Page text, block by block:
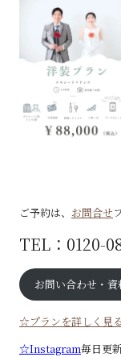
ご予約は、 お問合せ
TEL：0120-
お問い合わせ・資
☆プランを詳しく見る
☆Instagram毎日更